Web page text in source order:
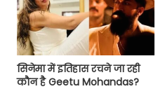
सिनेमा में इतिहास रचने जा रही
कौन है Geetu Mohandas?